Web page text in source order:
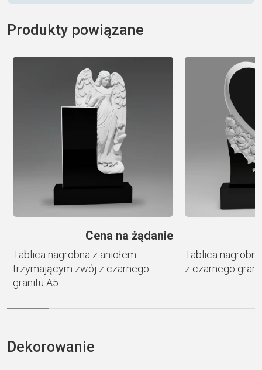
A
t
r
Produkty powiązane
Cena na żądanie
Tablica nagrobna z aniołem
trzymającym zwój z czarnego
granitu A5
Tablica
z czarnego
Dekorowanie